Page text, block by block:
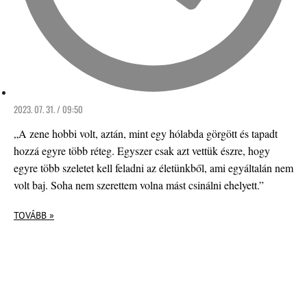
2023. 07. 31. / 09:50
„A zene hobbi volt, aztán, mint egy hólabda görgött és tapadt
hozzá egyre több réteg. Egyszer csak azt vettük észre, hogy
egyre több szeletet kell feladni az életünkből, ami egyáltalán nem
volt baj. Soha nem szerettem volna mást csinálni ehelyett.”
TOVÁBB »